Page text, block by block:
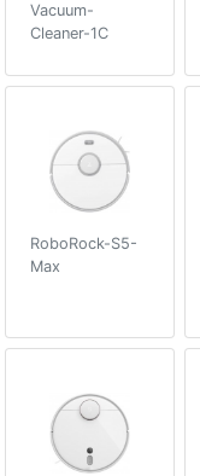
Vacuum-
Cleaner-1C
RoboRock-S5-
Max